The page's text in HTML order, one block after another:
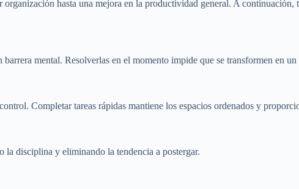
hasta una mejora en la productividad general. A
mental. Resolverlas en el momento impide que se transformen en
Completar tareas rápidas mantiene los espacios ordenados y
la disciplina y eliminando la tendencia a postergar.